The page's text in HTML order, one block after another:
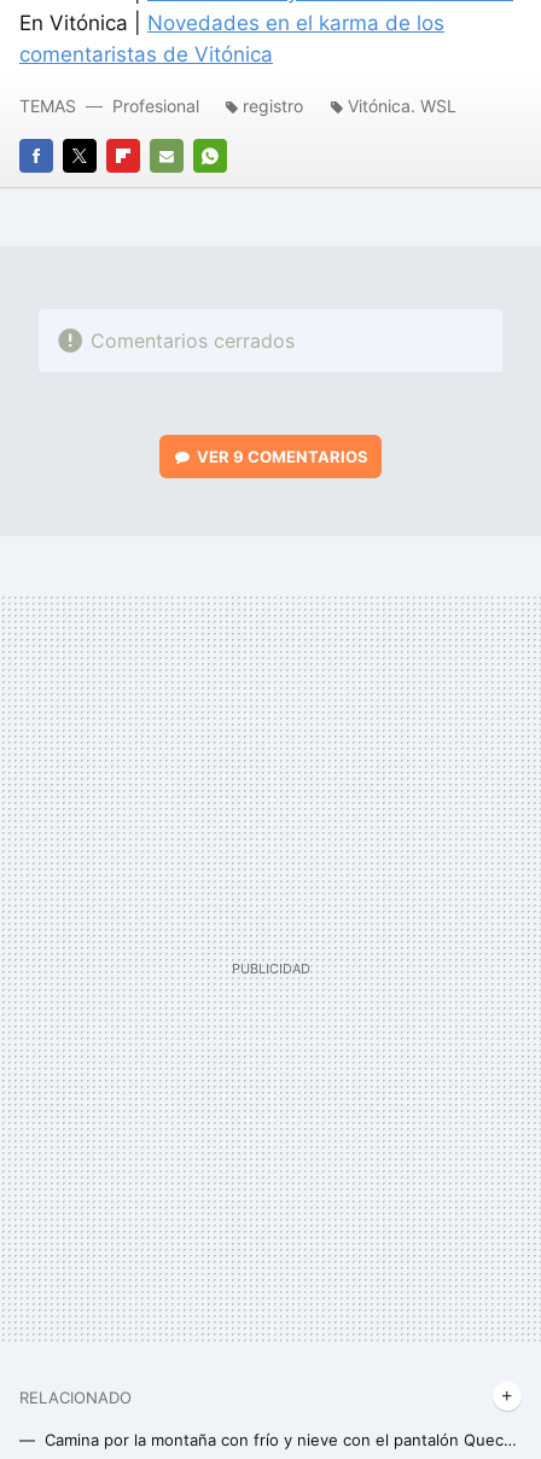
En Vitónica | Novedades en el karma de los
comentaristas de Vitónica
FACEBOOK
TWITTERFLIPBOARD
E-
WHATSAPP
TEMAS Profesional registro Vitónica. WSL
Comentarios cerrados
VER 9 COMENTARIOS
RELACIONADO
Camina por la montaña con frío y nieve con el pantalón Quechua de Decathlon rebajado un 36%